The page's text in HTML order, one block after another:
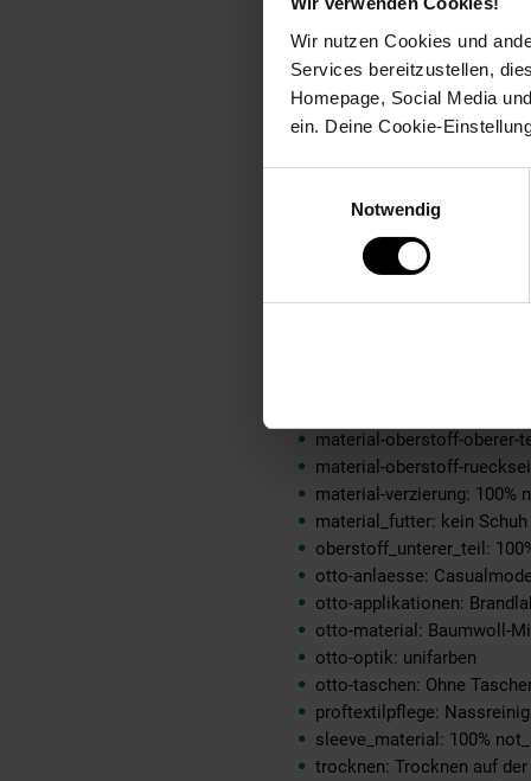
Wir nutzen Cookies und
Services bereitzustellen,
Homepage, Social Media
ein. Deine Cookie-
Notwendig
bleichen: Nicht bleichen
buegeln: Bügeln bei max.
fuellung: 100%
geschlechtvangraaf: Herren
innen_material: 100%
innen_material_einsatz:
material-fuellung-
material-futter-aermel:
material-futter-
material-kunstfellkragen:
material-oberstoff-
material-oberstoff-
material-oberstoff-oberer-
material-oberstoff-
material-verzierung: 100%
material_futter: kein Schuh
oberstoff_unterer_teil:
otto-anlaesse:
otto-applikationen:
otto-material: Baumwoll-
otto-optik: unifarben
otto-taschen: Ohne
proftextilpflege:
sleeve_material: 100%
trocknen: Trocknen auf